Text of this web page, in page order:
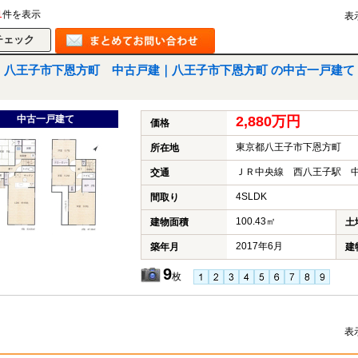
件を表示 表
八王子市下恩方町 中古戸建｜八王子市下恩方町 の中古一戸建て
中古一戸建て 価格 2,880万円
所在地 東京都八王子市下恩方町
交通 ＪＲ中央線 西八王子駅
間取り 4SLDK
建物面積 100.43㎡ 土
築年月 2017年6月 建
9枚
表